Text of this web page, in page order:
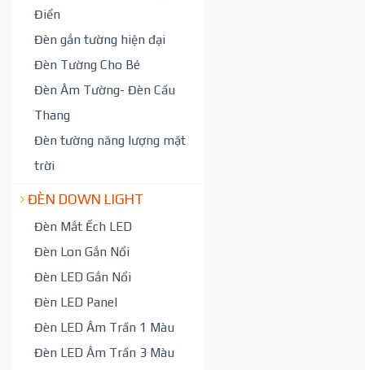
Điển
Đèn gắn tường hiện đại
Đèn Tường Cho Bé
Đèn Âm Tường- Đèn Cầu
Thang
Đèn tường năng lượng mặt
trời
ĐÈN DOWN LIGHT
Đèn Mắt Ếch LED
Đèn Lon Gắn Nổi
Đèn LED Gắn Nổi
Đèn LED Panel
Đèn LED Âm Trần 1 Màu
Đèn LED Âm Trần 3 Màu